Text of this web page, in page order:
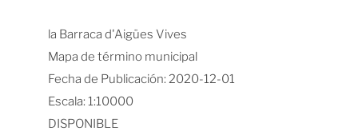
la Barraca d'Aigües Vives
Mapa de término municipal
Fecha de Publicación: 2020-12-01
Escala: 1:10000
DISPONIBLE